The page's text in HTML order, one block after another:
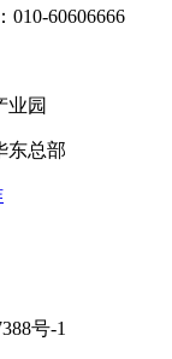
60606666
业园
东总部
号-1